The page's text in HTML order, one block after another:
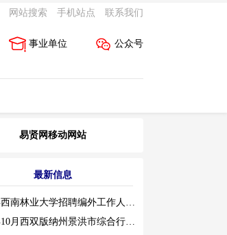
网站搜索 手机站点 联系我们
公众号
事业单位
易贤网移动网站
最新信息
2025年西南林业大学招聘编外工作人员公告（三）
2025年10月西双版纳州景洪市综合行政执法局招聘人员公告